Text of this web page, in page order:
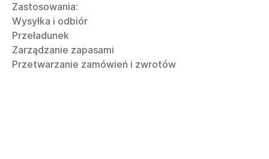
Zastosowania:
Wysyłka i odbiór
Przeładunek
Zarządzanie zapasami
Przetwarzanie zamówień i zwrotów